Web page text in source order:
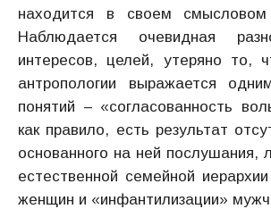
находится в своем смысловом
Наблюдается очевидная
интересов, целей, утеряно то,
антропологии выражается
понятий – «согласованность
как правило, есть результат
основанного на ней послушания,
естественной семейной
женщин и «инфантилизации»